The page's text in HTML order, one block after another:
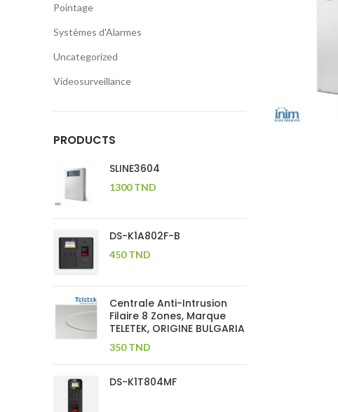
Pointage
Systèmes d'Alarmes
Uncategorized
Videosurveillance
PRODUCTS
SLINE3604
1300TND
DS-K1A802F-B
450TND
Centrale Anti-Intrusion
Filaire 8 Zones, Marque
TELETEK, ORIGINE BULGARIA
350TND
DS-K1T804MF